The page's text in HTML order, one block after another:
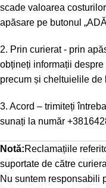
scade valoarea
apăsare pe butonul
2. Prin curierat - prin
obțineți informații
precum și cheltuielile
3. Acord – trimiteți
sunați la număr
Notă:Reclamațiile
suportate de către
Nu suntem responsabili